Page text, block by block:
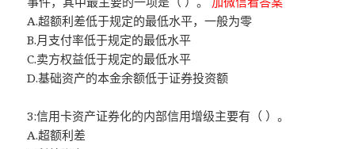
A.超额利差低于规定的最低水平，一般为零
B.月支付率低于规定的最低水平
C.卖方权益低于规定的最低水平
D.基础资产的本金余额低于证券投资额
3:信用卡资产证券化的内部信用增级主要有（ ）。
A.超额利差